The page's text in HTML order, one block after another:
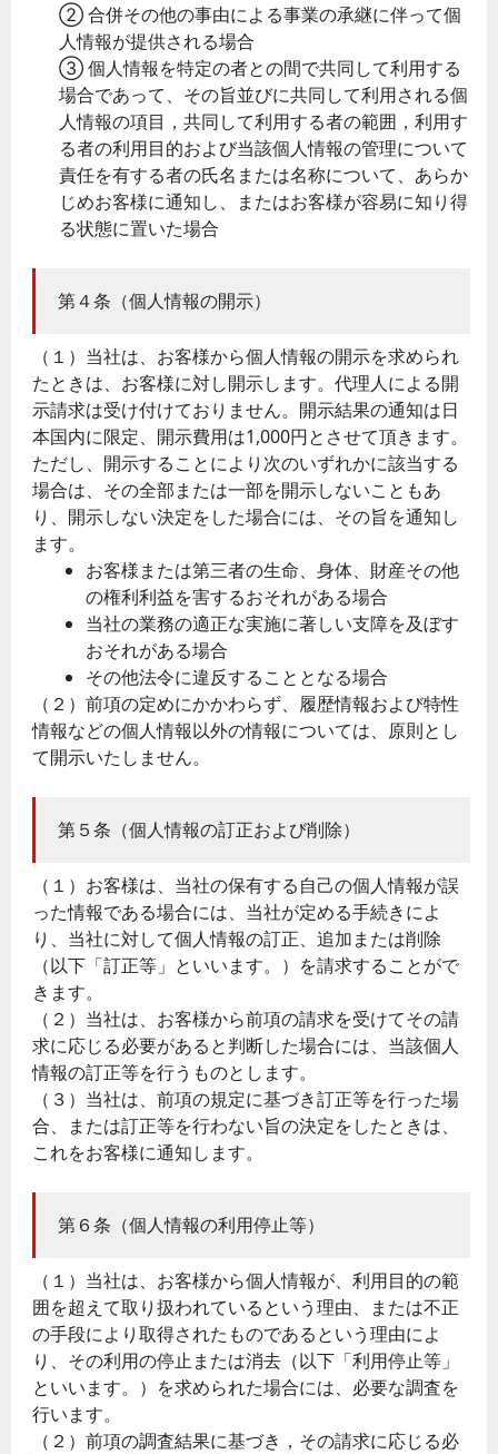
② 合併その他の事由による事業の承継に伴って個
人情報が提供される場合
③ 個人情報を特定の者との間で共同して利用する
場合であって、その旨並びに共同して利用される個
人情報の項目，共同して利用する者の範囲，利用す
る者の利用目的および当該個人情報の管理について
責任を有する者の氏名または名称について、あらか
じめお客様に通知し、またはお客様が容易に知り得
る状態に置いた場合
第４条（個人情報の開示）
（１）当社は、お客様から個人情報の開示を求められ
たときは、お客様に対し開示します。代理人による開
示請求は受け付けておりません。開示結果の通知は日
本国内に限定、開示費用は1,000円とさせて頂きます。
ただし、開示することにより次のいずれかに該当する
場合は、その全部または一部を開示しないこともあ
り、開示しない決定をした場合には、その旨を通知し
ます。
お客様または第三者の生命、身体、財産その他
の権利利益を害するおそれがある場合
当社の業務の適正な実施に著しい支障を及ぼす
おそれがある場合
その他法令に違反することとなる場合
（２）前項の定めにかかわらず、履歴情報および特性
情報などの個人情報以外の情報については、原則とし
て開示いたしません。
第５条（個人情報の訂正および削除）
（１）お客様は、当社の保有する自己の個人情報が誤
った情報である場合には、当社が定める手続きによ
り、当社に対して個人情報の訂正、追加または削除
（以下「訂正等」といいます。）を請求することがで
きます。
（２）当社は、お客様から前項の請求を受けてその請
求に応じる必要があると判断した場合には、当該個人
情報の訂正等を行うものとします。
（３）当社は、前項の規定に基づき訂正等を行った場
合、または訂正等を行わない旨の決定をしたときは、
これをお客様に通知します。
第６条（個人情報の利用停止等）
（１）当社は、お客様から個人情報が、利用目的の範
囲を超えて取り扱われているという理由、または不正
の手段により取得されたものであるという理由によ
り、その利用の停止または消去（以下「利用停止等」
といいます。）を求められた場合には、必要な調査を
行います。
（２）前項の調査結果に基づき，その請求に応じる必